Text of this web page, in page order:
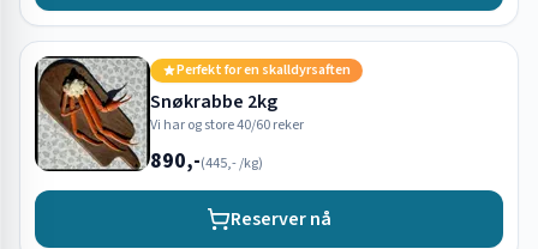
Perfekt for en skalldyrsaften
Snøkrabbe 2kg
Vi har og store 40/60 reker
890,-(445,-/kg)
Reserver nå